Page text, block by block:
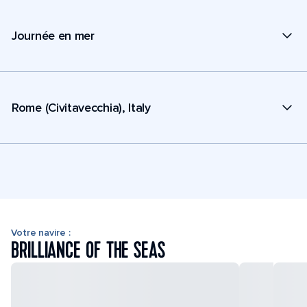
Journée en mer
Rome (Civitavecchia), Italy
Votre navire :
BRILLIANCE OF THE SEAS